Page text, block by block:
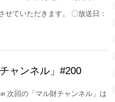
せていただきます。 〇放送日：
ャンネル」#200
次回の「マル財チャンネル」は